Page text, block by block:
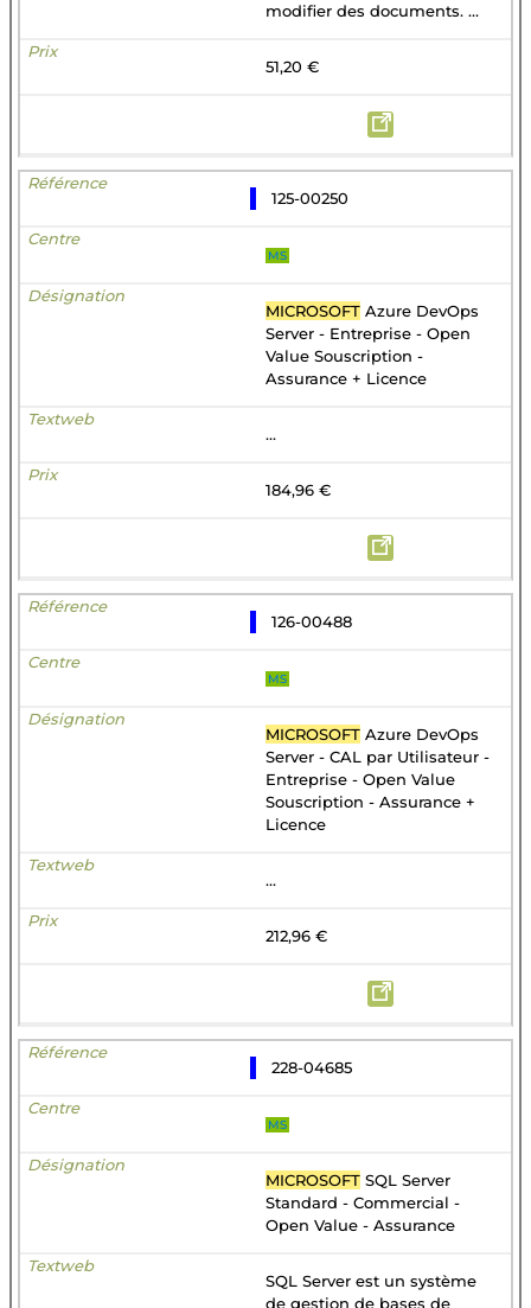
modifier des documents. ...
51,20 €
125-00250
MS
MICROSOFT Azure DevOps
Server - Entreprise - Open
Value Souscription -
Assurance + Licence
...
184,96 €
126-00488
MS
MICROSOFT Azure DevOps
Server - CAL par Utilisateur -
Entreprise - Open Value
Souscription - Assurance +
Licence
...
212,96 €
228-04685
MS
MICROSOFT SQL Server
Standard - Commercial -
Open Value - Assurance
SQL Server est un système
de gestion de bases de